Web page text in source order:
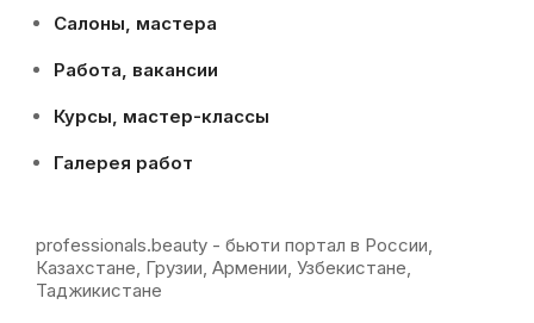
Салоны, мастера
Работа, вакансии
Курсы, мастер-классы
Галерея работ
professionals.beauty - бьюти портал в России,
Казахстане, Грузии, Армении, Узбекистане,
Таджикистане